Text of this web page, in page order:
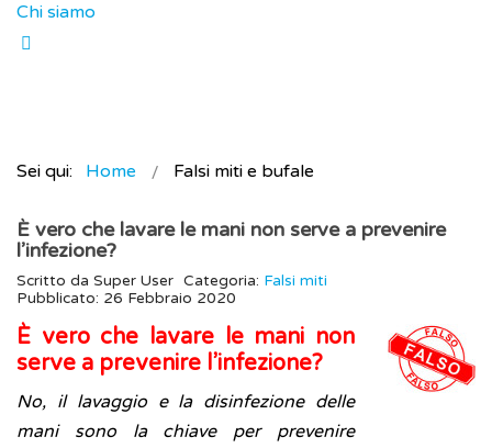
Chi siamo
Sei qui: Home Falsi miti e bufale
È vero che lavare le mani non serve a prevenire
l’infezione?
Scritto da Super User Categoria: Falsi miti
Pubblicato: 26 Febbraio 2020
È vero che lavare le mani non
serve a prevenire l’infezione?
No, il lavaggio e la disinfezione delle
mani sono la chiave per prevenire